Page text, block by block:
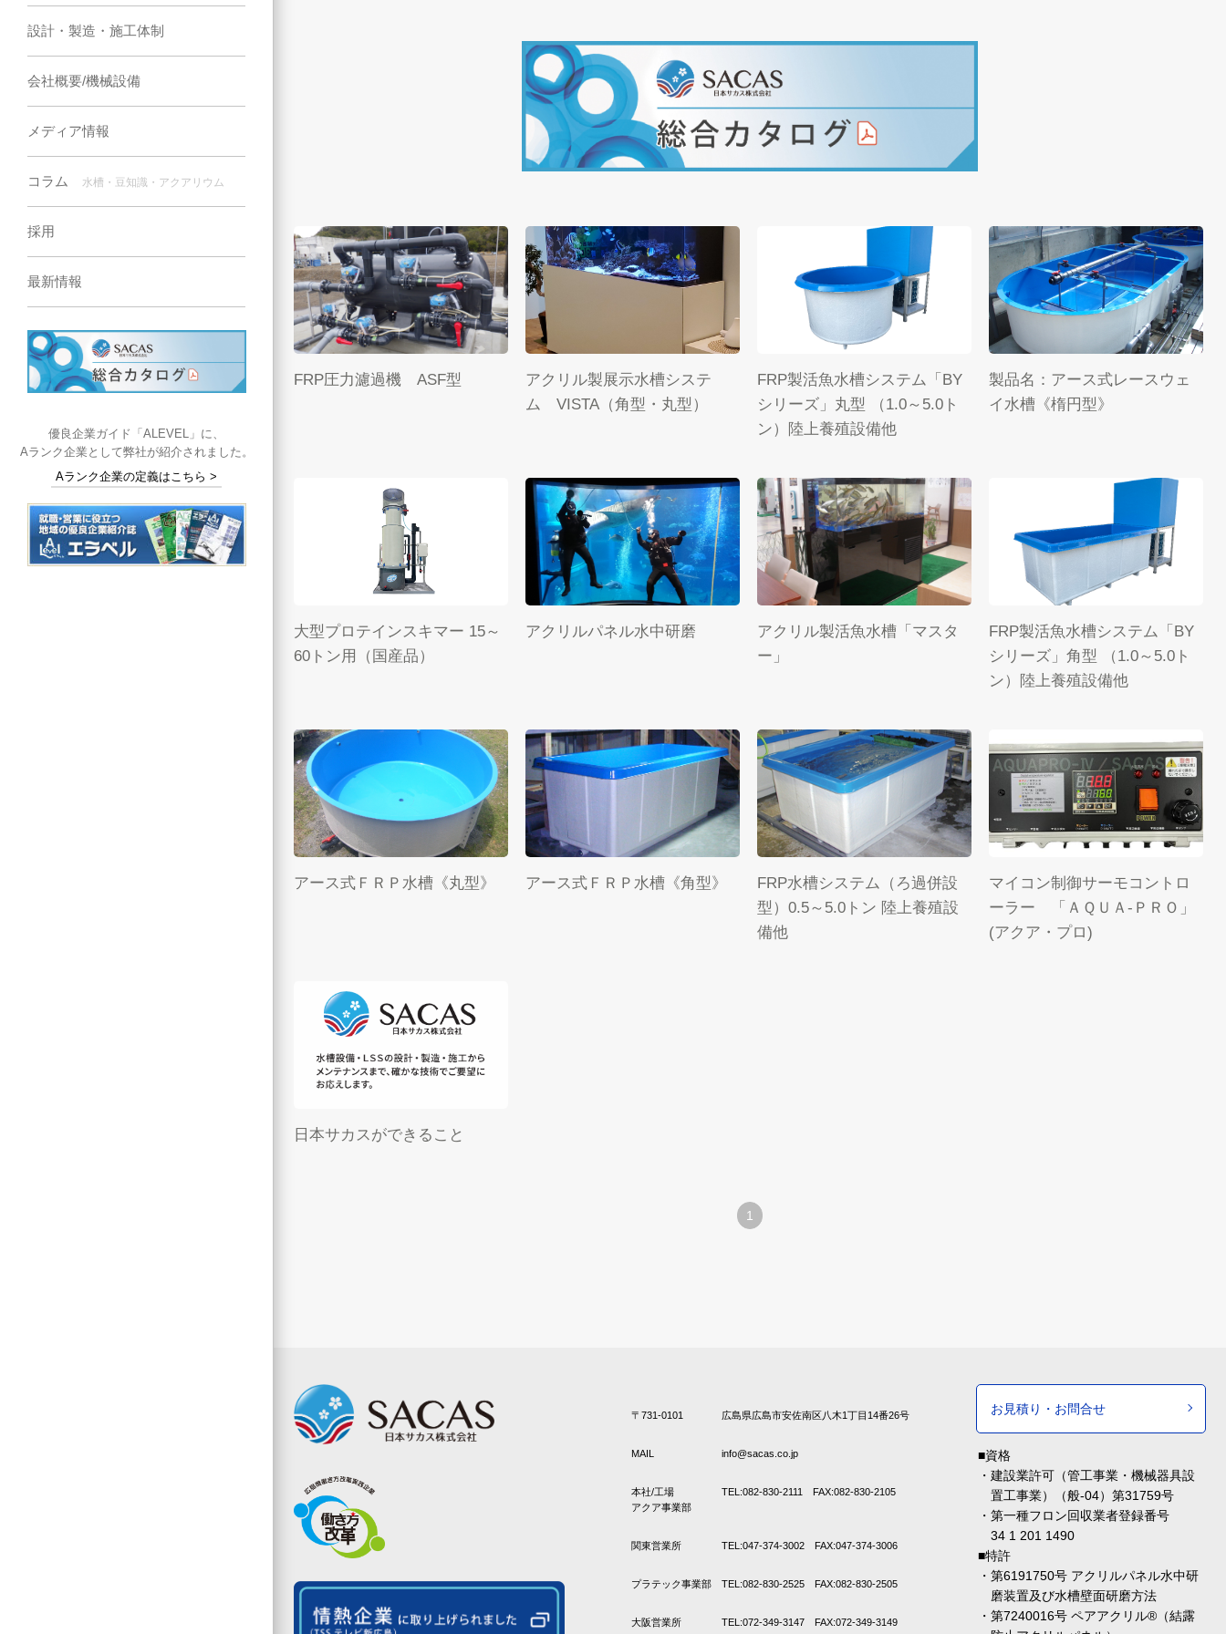
設計・製造・施工体制
会社概要/機械設備
メディア情報
コラム 水槽・豆知識・アクアリウム
採用
最新情報
優良企業ガイド「ALEVEL」に、
Aランク企業として弊社が紹介されました。
Aランク企業の定義はこちら >
FRP圧力濾過機 ASF型
アクリル製展示水槽システ
ム VISTA（角型・丸型）
FRP製活魚水槽システム「BY
シリーズ」丸型 （1.0～5.0ト
ン）陸上養殖設備他
製品名：アース式レースウェ
イ水槽《楕円型》
大型プロテインスキマー 15～
60トン用（国産品）
アクリルパネル水中研磨
アクリル製活魚水槽「マスタ
ー」
FRP製活魚水槽システム「BY
シリーズ」角型 （1.0～5.0ト
ン）陸上養殖設備他
アース式ＦＲＰ水槽《丸型》 アース式ＦＲＰ水槽《角型》
FRP水槽システム（ろ過併設
型）0.5～5.0トン 陸上養殖設
備他
マイコン制御サーモコントロ
ーラー 「ＡＱＵＡ-ＰＲＯ」
(アクア・プロ)
日本サカスができること
1
〒731-0101 広島県広島市安佐南区八木1丁目14番26号
MAIL info@sacas.co.jp
本社/工場
アクア事業部
TEL:082-830-2111 FAX:082-830-2105
関東営業所 TEL:047-374-3002 FAX:047-374-3006
プラテック事業部 TEL:082-830-2525 FAX:082-830-2505
大阪営業所 TEL:072-349-3147 FAX:072-349-3149
お見積り・お問合せ
■資格
建設業許可（管工事業・機械器具設
置工事業）（般-04）第31759号
第一種フロン回収業者登録番号
34 1 201 1490
■特許
第6191750号 アクリルパネル水中研
磨装置及び水槽壁面研磨方法
第7240016号 ペアアクリル®︎（結露